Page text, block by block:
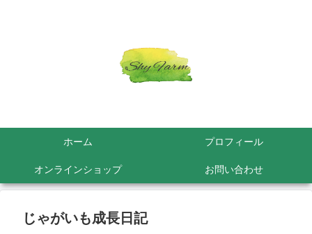
ホーム プロフィール
オンラインショップ お問い合わせ
じゃがいも成長日記